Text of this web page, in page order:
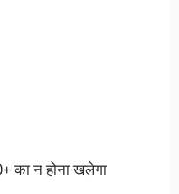
का न होना खलेगा